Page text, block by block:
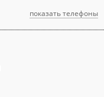
показать телефоны